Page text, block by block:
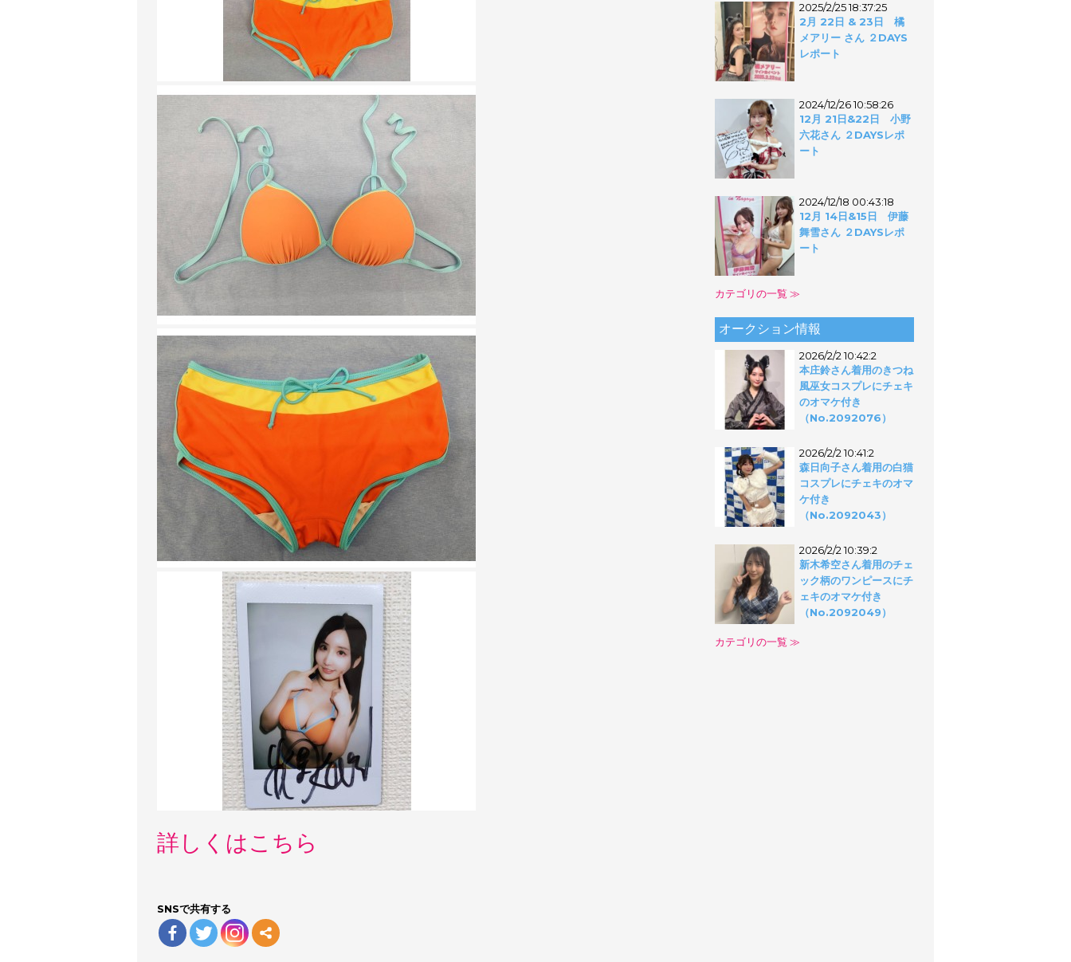
詳しくはこちら
SNSで共有する
2025/2/25 18:37:25
2月 22日 & 23日 橘
メアリー さん ２DAYS
レポート
2024/12/26 10:58:26
12月 21日&22日 小野
六花さん ２DAYSレポ
ート
2024/12/18 00:43:18
12月 14日&15日 伊藤
舞雪さん ２DAYSレポ
ート
カテゴリの一覧 ≫
オークション情報
2026/2/2 10:42:2
本庄鈴さん着用のきつね
風巫女コスプレにチェキ
のオマケ付き
（No.2092076）
2026/2/2 10:41:2
森日向子さん着用の白猫
コスプレにチェキのオマ
ケ付き
（No.2092043）
2026/2/2 10:39:2
新木希空さん着用のチェ
ック柄のワンピースにチ
ェキのオマケ付き
（No.2092049）
カテゴリの一覧 ≫